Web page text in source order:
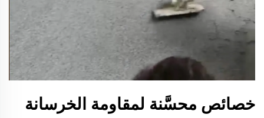
خصائص محسَّنة لمقاومة الخرسانة